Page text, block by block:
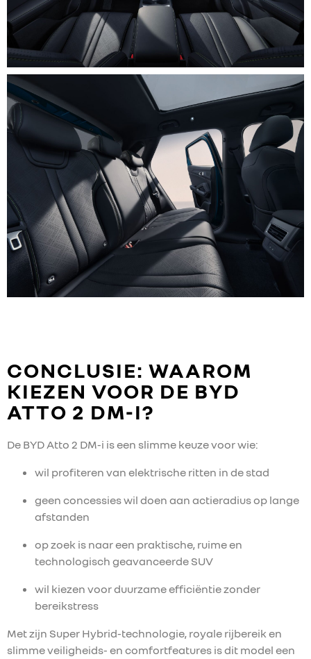
CONCLUSIE: WAAROM
KIEZEN VOOR DE BYD
ATTO 2 DM-I?
De BYD Atto 2 DM-i is een slimme keuze voor wie:
wil profiteren van elektrische ritten in de stad
geen concessies wil doen aan actieradius op lange
afstanden
op zoek is naar een praktische, ruime en
technologisch geavanceerde SUV
wil kiezen voor duurzame efficiëntie zonder
bereikstress
Met zijn Super Hybrid-technologie, royale rijbereik en
slimme veiligheids- en comfortfeatures is dit model een